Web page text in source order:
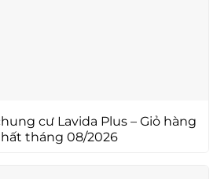
cư Lavida Plus – Giỏ hàng
tháng 08/2026